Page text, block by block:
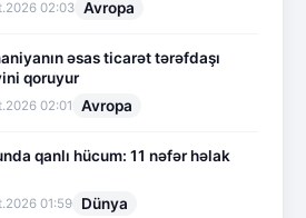
02:03 Avropa
əsas ticarət tərəfdaşı
qoruyur
02:01 Avropa
qanlı hücum: 11 nəfər həlak
01:59 Dünya